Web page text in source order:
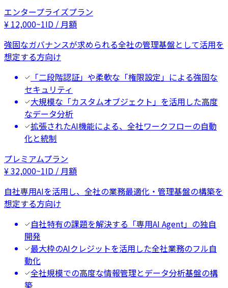
エンタープライズプラン
¥ 12,000~1ID / 月額
強固なガバナンスが求められる全社の管理基盤として活用を
想定する方向け
「二段階認証」や柔軟な「権限設定」による強固な
セキュリティ
大規模な「カスタムオブジェクト」を活用した高度
なデータ分析
拡張されたAI機能による、全社ワークフローの自動
化と統制
プレミアムプラン
¥32,000~1ID / 月額
自社専用AIを活用し、全社の業務最適化・管理基盤の構築を
想定する方向け
自社特有の課題を解決する「専用AI Agent」の独自
開発
最大枠のAIクレジットを活用した全社業務のフル自
動化
全社規模での高度な情報管理とデータ分析基盤の構
築